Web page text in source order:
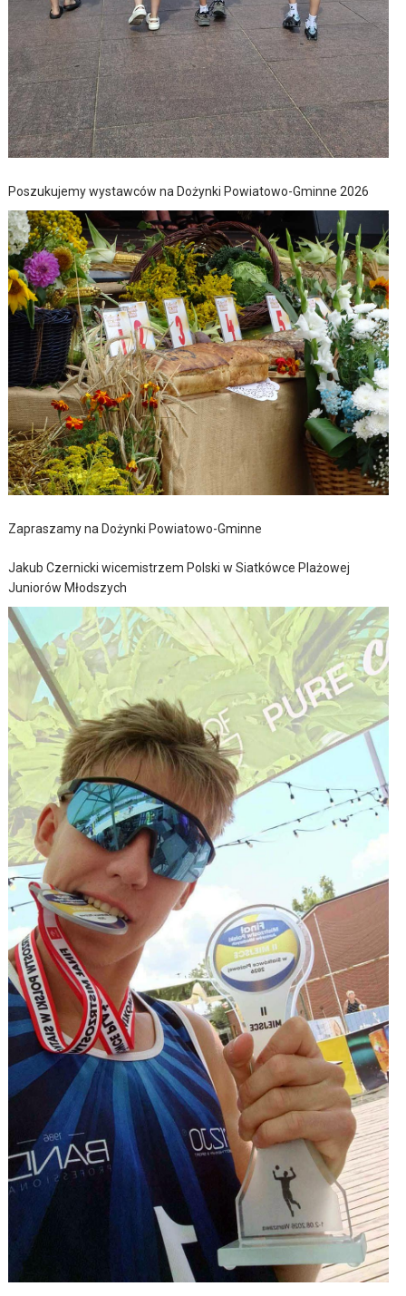
Poszukujemy wystawców na Dożynki Powiatowo-Gminne 2026
Zapraszamy na Dożynki Powiatowo-Gminne
Jakub Czernicki wicemistrzem Polski w Siatkówce Plażowej
Juniorów Młodszych